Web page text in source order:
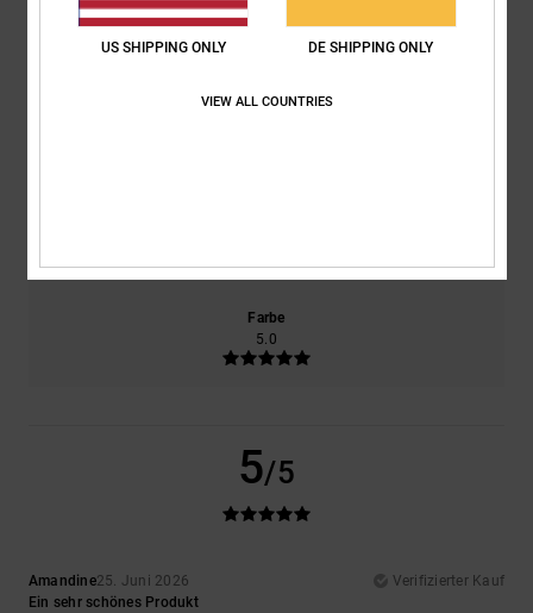
basierend auf1 verifizierten Bewertungenseit Juni 2026
Farbe
5.0
5/5
Amandine25. Juni 2026
Verifizierter Kauf
Ein sehr schönes Produkt
US SHIPPING ONLY DE SHIPPING ONLY
VIEW ALL COUNTRIES